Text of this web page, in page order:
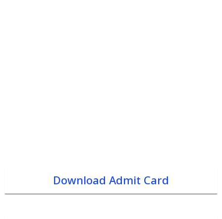
Download Admit Card